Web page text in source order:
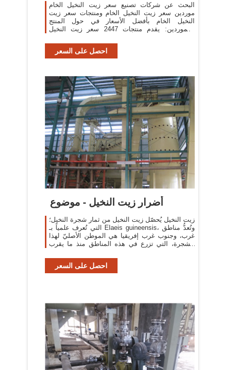
البحث عن شركات تصنيع سعر زيت النخيل الخام
موردين سعر زيت النخيل الخام ومنتجات سعر زيت
النخيل الخام بأفضل الأسعار في حول المنتج
والموردين: يقدم منتجات 2447 سعر زيت النخيل
احصل على السعر
أضرار زيت النخيل - موضوع
زيت النخيل يُحصّل زيت النخيل من ثمار شجرة النخيل؛
التي تُعرف علمياً بـ Elaeis guineensis، وتُعدُّ مناطق
غرب، وجنوب غرب إفريقيا هي الموطن الأصليّ لهذا
الشجرة، التي تزرع في هذه المناطق منذ ما يقرب
احصل على السعر